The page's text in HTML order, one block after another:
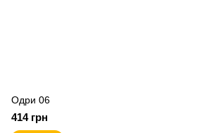
Одри 06
414 грн